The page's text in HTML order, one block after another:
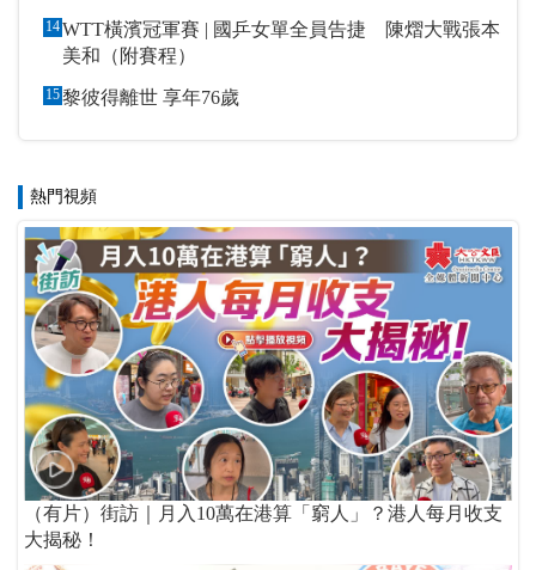
14WTT橫濱冠軍賽 | 國乒女單全員告捷 陳熠大戰張本
美和（附賽程）
15 黎彼得離世 享年76歲
熱門視頻
（有片）街訪｜月入10萬在港算「窮人」？港人每月收支
大揭秘！